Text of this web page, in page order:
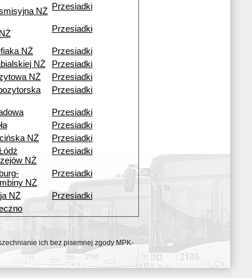
NŻ Przesiadki
Przesiadki
NŻ
Przesiadki
NŻ
Przesiadki
NŻ
Przesiadki
Przesiadki
Przesiadki
Przesiadki
NŻ
Przesiadki
NŻ
Przesiadki
NŻ
Przesiadki
NŻ
Przesiadki
ich bez pisemnej zgody MPK-